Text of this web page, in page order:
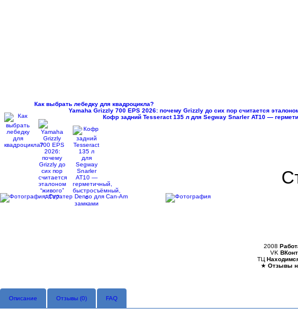
Как выбрать лебедку для квадроцикла?
Yamaha Grizzly 700 EPS 2026: почему Grizzly до сих пор считается
Кофр задний Tesseract 135 л для Segway Snarler AT10 —
2008
VK
ТЦ
★ Отзывы
Описание Отзывы (0) FAQ